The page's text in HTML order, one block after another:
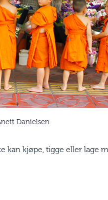
Danielsen
kjøpe, tigge eller lage